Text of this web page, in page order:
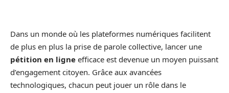
Dans un monde où les plateformes numériques facilitent
de plus en plus la prise de parole collective, lancer une
pétition en ligne efficace est devenue un moyen puissant
d’engagement citoyen. Grâce aux avancées
technologiques, chacun peut jouer un rôle dans le